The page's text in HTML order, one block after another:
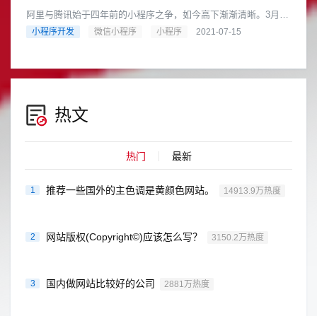
阿里与腾讯始于四年前的小程序之争，如今高下渐渐清晰。3月下
旬，淘宝特价版计划开通微信小程序、支持微信支付，4月初，闲
小程序开发 微信小程序 小程序 2021-07-15
热文
热门 最新
1 推荐一些国外的主色调是黄颜色网站。 14913.9万热度
2 网站版权(Copyright©)应该怎么写？ 3150.2万热度
3 国内做网站比较好的公司 2881万热度